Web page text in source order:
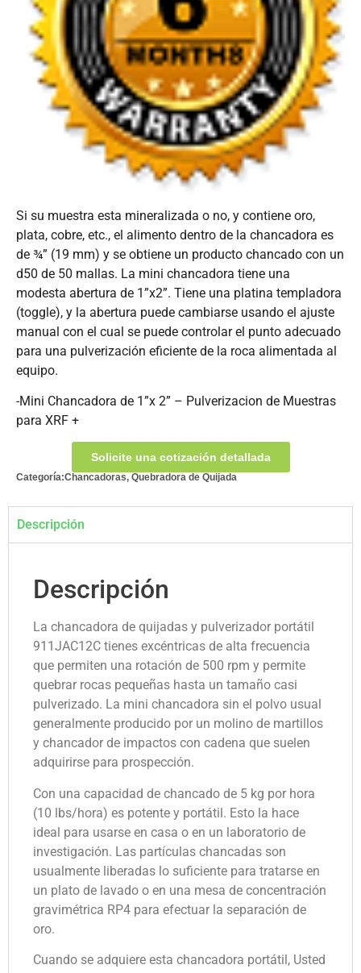
Si su muestra esta mineralizada o no, y contiene oro,
plata, cobre, etc., el alimento dentro de la chancadora es
de ¾” (19 mm) y se obtiene un producto chancado con un
d50 de 50 mallas. La mini chancadora tiene una
modesta abertura de 1”x2”. Tiene una platina templadora
(toggle), y la abertura puede cambiarse usando el ajuste
manual con el cual se puede controlar el punto adecuado
para una pulverización eficiente de la roca alimentada al
equipo.
-Mini Chancadora de 1”x 2” – Pulverizacion de Muestras
para XRF +
Solicite una cotización detallada
Categoría:Chancadoras, Quebradora de Quijada
Descripción
Descripción
La chancadora de quijadas y pulverizador portátil
911JAC12C tienes excéntricas de alta frecuencia
que permiten una rotación de 500 rpm y permite
quebrar rocas pequeñas hasta un tamaño casi
pulverizado. La mini chancadora sin el polvo usual
generalmente producido por un molino de martillos
y chancador de impactos con cadena que suelen
adquirirse para prospección.
Con una capacidad de chancado de 5 kg por hora
(10 lbs/hora) es potente y portátil. Esto la hace
ideal para usarse en casa o en un laboratorio de
investigación. Las partículas chancadas son
usualmente liberadas lo suficiente para tratarse en
un plato de lavado o en una mesa de concentración
gravimétrica RP4 para efectuar la separación de
oro.
Cuando se adquiere esta chancadora portátil, Usted